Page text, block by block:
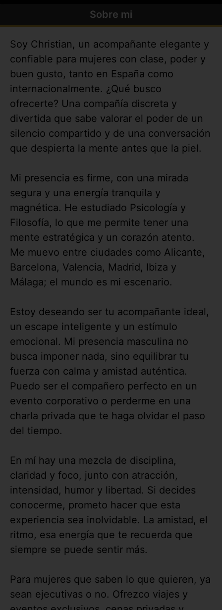
Sobre mi
Soy Christian, un acompañante elegante y
confiable para mujeres con clase, poder y
buen gusto, tanto en España como
internacionalmente. ¿Qué busco
ofrecerte? Una compañía discreta y
divertida que sabe valorar el poder de un
silencio compartido y de una conversación
que despierta la mente antes que la piel.
Mi presencia es firme, con una mirada
segura y una energía tranquila y
magnética. He estudiado Psicología y
Filosofía, lo que me permite tener una
mente estratégica y un corazón atento.
Me muevo entre ciudades como Alicante,
Barcelona, Valencia, Madrid, Ibiza y
Málaga; el mundo es mi escenario.
Estoy deseando ser tu acompañante ideal,
un escape inteligente y un estímulo
emocional. Mi presencia masculina no
busca imponer nada, sino equilibrar tu
fuerza con calma y amistad auténtica.
Puedo ser el compañero perfecto en un
evento corporativo o perderme en una
charla privada que te haga olvidar el paso
del tiempo.
En mí hay una mezcla de disciplina,
claridad y foco, junto con atracción,
intensidad, humor y libertad. Si decides
conocerme, prometo hacer que esta
experiencia sea inolvidable. La amistad, el
ritmo, esa energía que te recuerda que
siempre se puede sentir más.
Para mujeres que saben lo que quieren, ya
sean ejecutivas o no. Ofrezco viajes y